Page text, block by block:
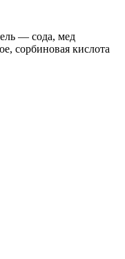
— сода, мед
сорбиновая кислота